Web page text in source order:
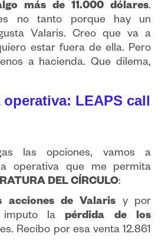
más de 11.000 dólares.
no tanto porque hay un
Valaris. Creo que va a
estar fuera de ella. Pero
a hacienda. Que dilema,
LEAPS call
las opciones, vamos a
operativa que me permita
DEL CÍRCULO:
acciones de Valaris y por
la pérdida de los
Recibo por esa venta 12.861